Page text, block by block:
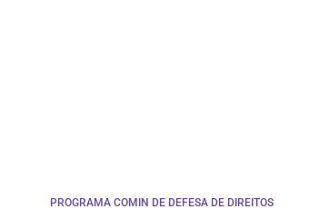
PROGRAMA COMIN DE DEFESA DE DIREITOS